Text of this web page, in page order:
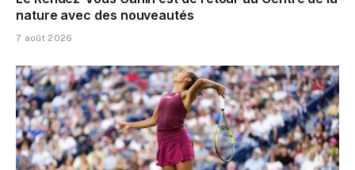
nature avec des nouveautés
7 août 2026